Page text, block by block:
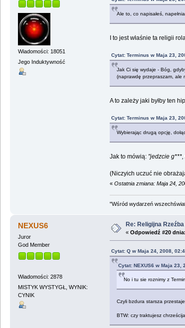
Wiadomości: 18051
Jego Induktywność
Ale to, co napisałeś,
I to jest właśnie ta religii
Cytat: Terminus w Maja 23,
Jak Ci się wydaje - Bóg,
(naprawdę przepraszam, ale
A to zależy jaki byłby ten
Cytat: Terminus w Maja 23,
Wybierając drugą opcję,
Jak to mówią: "jedzcie
(Niczyich uczuć nie
« Ostatnia zmiana: Maja 24,
"Wśród wydarzeń
NEXUS6
Juror
God Member
Wiadomości: 2878
MISTYK WYSTYGŁ, WYNIK:
CYNIK
Re: Religijna Rzeźba
« Odpowiedź #20 dnia:
Cytat: Q w Maja 24, 2008,
Cytat: NEXUS6 w Maja 23,
No i tu sie roznimy z
Czyli bzdura starsza
BTW: czy traktujesz